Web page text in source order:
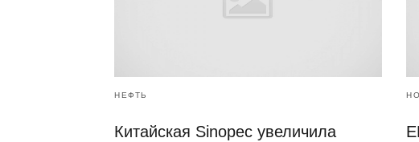
НЕФТЬ
Китайская Sinopec увеличила